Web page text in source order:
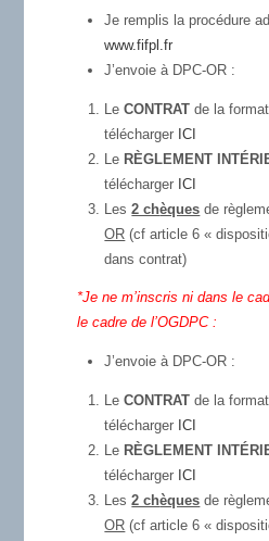
Je remplis la procédure
www.fifpl.fr
J’envoie à DPC-OR :
LeCONTRAT de la
télécharger ICI
Le RÈGLEMENT
télécharger ICI
Les2 chèques de
OR (cf article 6 «
dans contrat)
*Je ne m’inscris ni dans le
le cadre de l’OGDPC :
J’envoie à DPC-OR :
LeCONTRAT de la
télécharger ICI
Le RÈGLEMENT
télécharger ICI
Les2 chèques de
OR (cf article 6 «